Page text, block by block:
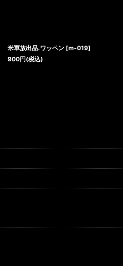
米軍放出品.ワッペン [m-019]
900円(税込)